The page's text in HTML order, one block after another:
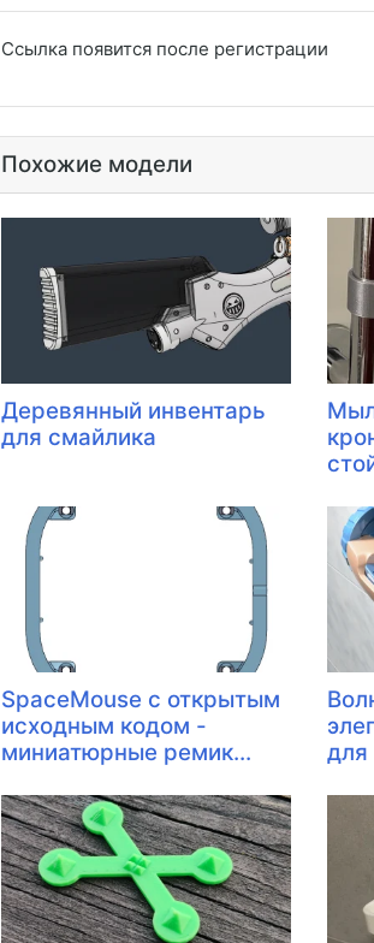
Ссылка появится после регистрации
Похожие модели
Деревянный инвентарь
для смайлика
SpaceMouse с открытым
исходным кодом -
миниатюрные ремик...